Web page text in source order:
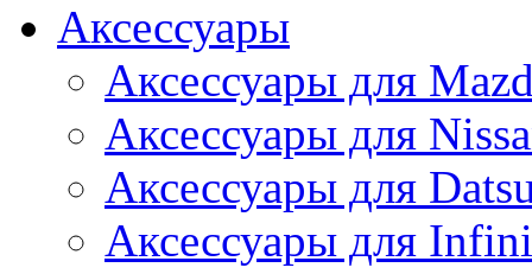
Аксессуары
Аксессуары для
Аксессуары для
Аксессуары для
Аксессуары для